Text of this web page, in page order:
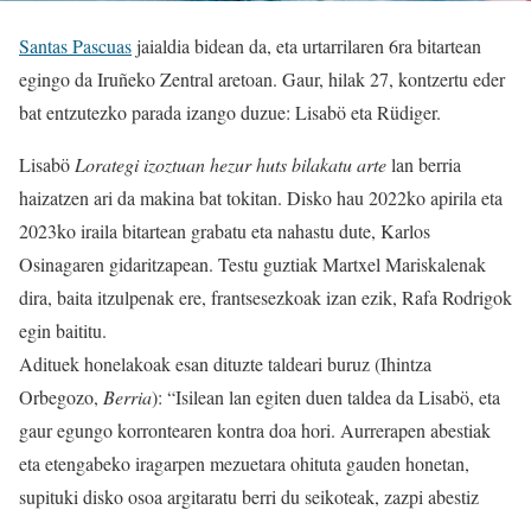
Santas Pascuasjaialdia bidean da, eta urtarrilaren 6ra bitartean
egingo da Iruñeko Zentral aretoan. Gaur, hilak 27, kontzertu eder
bat entzutezko parada izango duzue: Lisabö eta Rüdiger.
LisaböLorategi izoztuan hezur huts bilakatu artelan berria
haizatzen ari da makina bat tokitan. Disko hau 2022ko apirila eta
2023ko iraila bitartean grabatu eta nahastu dute, Karlos
Osinagaren gidaritzapean. Testu guztiak Martxel Mariskalenak
dira, baita itzulpenak ere, frantsesezkoak izan ezik, Rafa Rodrigok
egin baititu.
Adituek honelakoak esan dituzte taldeari buruz (Ihintza
Orbegozo, Berria): “Isilean lan egiten duen taldea da Lisabö, eta
gaur egungo korrontearen kontra doa hori. Aurrerapen abestiak
eta etengabeko iragarpen mezuetara ohituta gauden honetan,
supituki disko osoa argitaratu berri du seikoteak, zazpi abestiz